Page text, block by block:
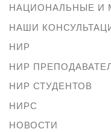
НАЦИОНАЛЬНЫЕ И
НАШИ
НИР
НИР
НИР СТУДЕНТОВ
НИРС
НОВОСТИ